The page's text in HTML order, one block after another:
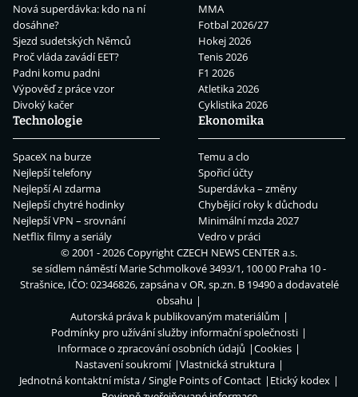
Nová superdávka: kdo na ní
dosáhne?
Sjezd sudetských Němců
Proč vláda zavádí EET?
Padni komu padni
Výpověď z práce vzor
Divoký kačer
MMA
Fotbal 2026/27
Hokej 2026
Tenis 2026
F1 2026
Atletika 2026
Cyklistika 2026
Technologie
SpaceX na burze
Nejlepší telefony
Nejlepší AI zdarma
Nejlepší chytré hodinky
Nejlepší VPN – srovnání
Netflix filmy a seriály
Ekonomika
Temu a clo
Spořicí účty
Superdávka – změny
Chybějící roky k důchodu
Minimální mzda 2027
Vedro v práci
© 2001 - 2026 CopyrightCZECH NEWS CENTER a.s.
se sídlem náměstí Marie Schmolkové 3493/1, 100 00 Praha 10 -
Strašnice, IČO: 02346826, zapsána v OR, sp.zn. B 19490 a dodavatelé
obsahu
Autorská práva k publikovaným materiálům
Podmínky pro užívání služby informační společnosti
Informace o zpracování osobních údajů
Cookies
Nastavení soukromí
Vlastnická struktura
Jednotná kontaktní místa / Single Points of Contact
Etický kodex